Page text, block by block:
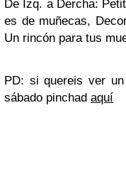
De Izq. a Dercha:
es de muñecas,
Un rincón para tus
PD: si quereis ver
sábado pinchad aquí